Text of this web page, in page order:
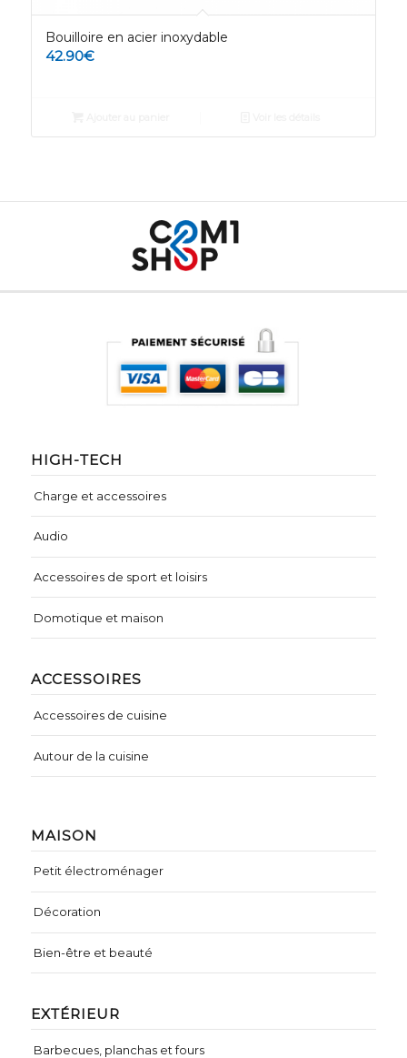
Bouilloire en acier inoxydable
42.90€
MAISON
Petit électroménager
Décoration
Bien-être et beauté
EXTÉRIEUR
Barbecues, planchas et fours
HIGH-TECH
Charge et accessoires
Audio
Accessoires de sport et loisirs
Domotique et maison
ACCESSOIRES
Accessoires de cuisine
Autour de la cuisine